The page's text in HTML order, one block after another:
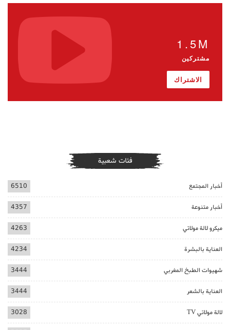
1.5M
مشتركين
الاشتراك
فئات شعبية
أخبار المجتمع 6510
أخبار متنوعة 4357
ميكرو لالة مولاتي 4263
العناية بالبشرة 4234
شهيوات الطبخ المغربي 3444
العناية بالشعر 3444
لالة مولاتي TV 3028